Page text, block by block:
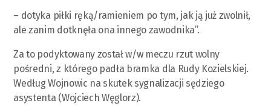
– dotyka piłki ręką/ramieniem po tym, jak ją już zwolnił,
ale zanim dotknęła ona innego zawodnika”.
Za to podyktowany został w/w meczu rzut wolny
pośredni, z którego padła bramka dla Rudy Kozielskiej.
Według Wojnowic na skutek sygnalizacji sędziego
asystenta (Wojciech Węglorz).